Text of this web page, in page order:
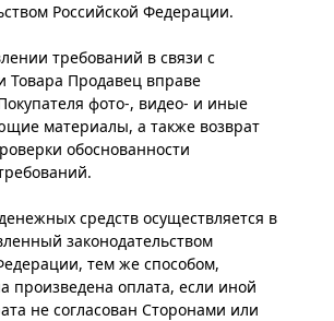
Российской Федерации.
требований в связи с
Товара Продавец вправе
фото-, видео- и иные
материалы, а также возврат
обоснованности
средств осуществляется в
законодательством
тем же способом,
произведена оплата, если иной
не согласован Сторонами или